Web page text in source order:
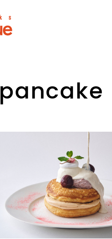
pancake